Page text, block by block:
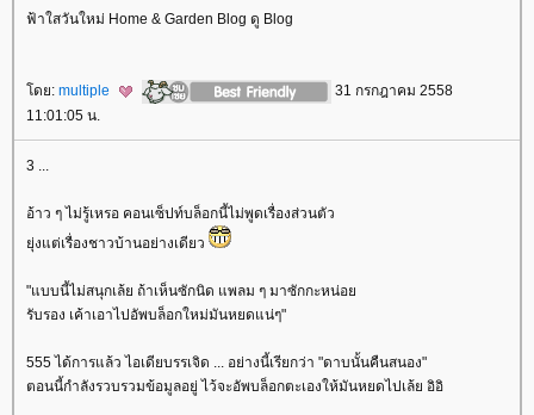
ฟ้าใสวันใหม่ Home & Garden Blog ดู Blog
ดย: multiple
31 กรกฎาคม 2558
11:01:05 น.
3 ...
อ้าว ๆ ไม่รู้เหรอ คอนเซ็ปท์บล็อกนี้ไม่พูดเรื่องส่วนตัว
ุ่งแต่เรื่องชาวบ้านอย่างเดียว
"แบบนี้ไม่สนุกเล้ย ถ้าเห็นซักนิด แพลม ๆ มาซักกะหน่อ
รับรอง เค้าเอาไปอัพบล็อกใหม่มันหยดแน่ๆ"
555 ได้การแล้ว ไอเดียบรรเจิด ... อย่างนี้เรียกว่า "ดาบนั้นคืนสนอง"
ตอนนี้กำลังรวบรวมข้อมูลอยู่ ไว้จะอัพบล็อกตะเองให้มันหยดไปเล้ย อิอิ